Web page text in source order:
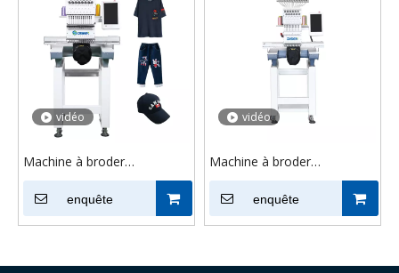
vidéo
Machine à broder
informatisée automatique
DS-J1501, usage industriel
domestique
enquête
vidéo
Machine à broder
automatisée à tête unique,
logos automatisés, broderie
laser
enquête